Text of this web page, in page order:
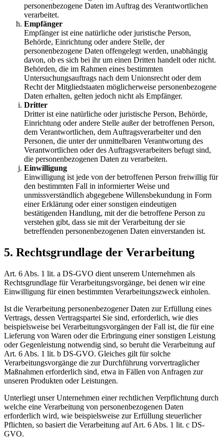
personenbezogene Daten im Auftrag des Verantwortlichen
verarbeitet.
Empfänger
Empfänger ist eine natürliche oder juristische Person,
Behörde, Einrichtung oder andere Stelle, der
personenbezogene Daten offengelegt werden, unabhängig
davon, ob es sich bei ihr um einen Dritten handelt oder nicht.
Behörden, die im Rahmen eines bestimmten
Untersuchungsauftrags nach dem Unionsrecht oder dem
Recht der Mitgliedstaaten möglicherweise personenbezogene
Daten erhalten, gelten jedoch nicht als Empfänger.
Dritter
Dritter ist eine natürliche oder juristische Person, Behörde,
Einrichtung oder andere Stelle außer der betroffenen Person,
dem Verantwortlichen, dem Auftragsverarbeiter und den
Personen, die unter der unmittelbaren Verantwortung des
Verantwortlichen oder des Auftragsverarbeiters befugt sind,
die personenbezogenen Daten zu verarbeiten.
Einwilligung
Einwilligung ist jede von der betroffenen Person freiwillig für
den bestimmten Fall in informierter Weise und
unmissverständlich abgegebene Willensbekundung in Form
einer Erklärung oder einer sonstigen eindeutigen
bestätigenden Handlung, mit der die betroffene Person zu
verstehen gibt, dass sie mit der Verarbeitung der sie
betreffenden personenbezogenen Daten einverstanden ist.
5. Rechtsgrundlage der Verarbeitung
Art. 6 Abs. 1 lit. a DS-GVO dient unserem Unternehmen als
Rechtsgrundlage für Verarbeitungsvorgänge, bei denen wir eine
Einwilligung für einen bestimmten Verarbeitungszweck einholen.
Ist die Verarbeitung personenbezogener Daten zur Erfüllung eines
Vertrags, dessen Vertragspartei Sie sind, erforderlich, wie dies
beispielsweise bei Verarbeitungsvorgängen der Fall ist, die für eine
Lieferung von Waren oder die Erbringung einer sonstigen Leistung
oder Gegenleistung notwendig sind, so beruht die Verarbeitung auf
Art. 6 Abs. 1 lit. b DS-GVO. Gleiches gilt für solche
Verarbeitungsvorgänge die zur Durchführung vorvertraglicher
Maßnahmen erforderlich sind, etwa in Fällen von Anfragen zur
unseren Produkten oder Leistungen.
Unterliegt unser Unternehmen einer rechtlichen Verpflichtung durch
welche eine Verarbeitung von personenbezogenen Daten
erforderlich wird, wie beispielsweise zur Erfüllung steuerlicher
Pflichten, so basiert die Verarbeitung auf Art. 6 Abs. 1 lit. c DS-
GVO.